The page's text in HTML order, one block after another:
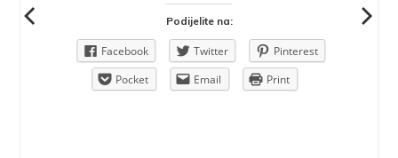
Podijelite na:
Facebook Twitter
Pinterest
Pocket
Email Print